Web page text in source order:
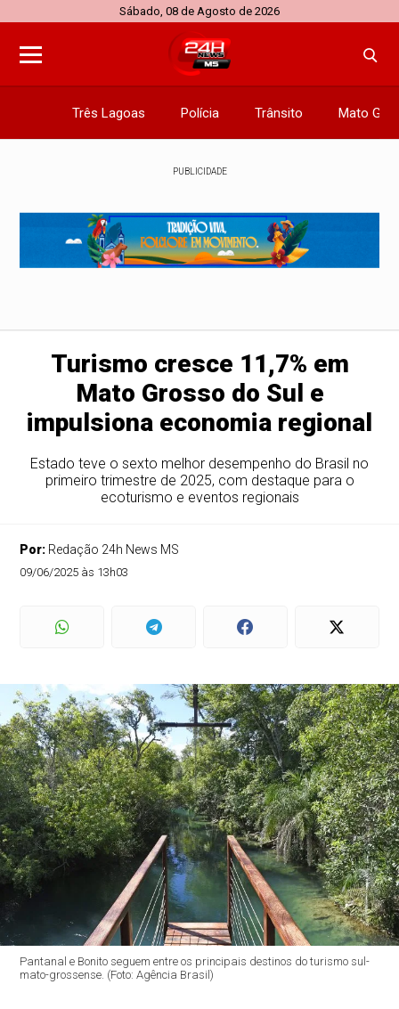
Sábado, 08 de Agosto de 2026
Três Lagoas Polícia Trânsito Mato
PUBLICIDADE
Turismo cresce 11,7% em
Mato Grosso do Sul e
impulsiona economia regional
Estado teve o sexto melhor desempenho do Brasil no
primeiro trimestre de 2025, com destaque para o
ecoturismo e eventos regionais
Por: Redação 24h News MS
09/06/2025 às 13h03
Pantanal e Bonito seguem entre os principais destinos do turismo sul-
mato-grossense. (Foto: Agência Brasil)